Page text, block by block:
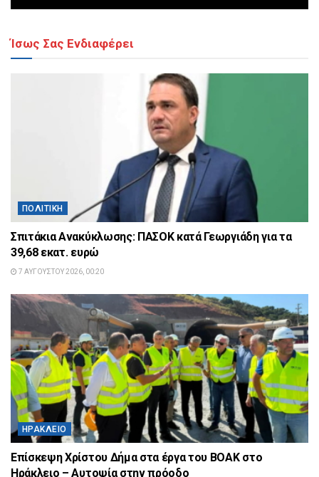
Ίσως Σας Ενδιαφέρει
ΠΟΛΙΤΙΚΉ
Σπιτάκια Ανακύκλωσης: ΠΑΣΟΚ κατά Γεωργιάδη για τα
39,68 εκατ. ευρώ
7 ΑΥΓΟΎΣΤΟΥ 2026, 00:20
ΗΡΆΚΛΕΙΟ
Επίσκεψη Χρίστου Δήμα στα έργα του ΒΟΑΚ στο
Ηράκλειο – Αυτοψία στην πρόοδο